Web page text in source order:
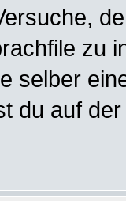
zu
selber
du auf